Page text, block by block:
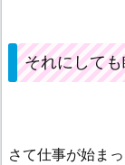
それにして
さて仕事が始ま